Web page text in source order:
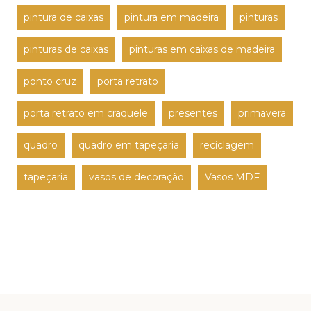
pintura de caixas pintura em madeira pinturas
pinturas de caixas pinturas em caixas de madeira
ponto cruz porta retrato
porta retrato em craquele presentes primavera
quadro quadro em tapeçaria reciclagem
tapeçaria vasos de decoração Vasos MDF